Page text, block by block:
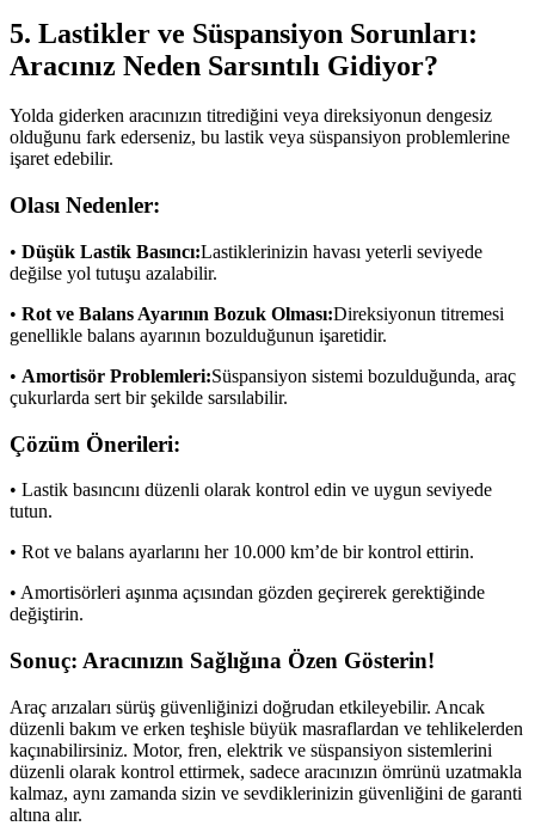
5. Lastikler ve Süspansiyon Sorunları:
Aracınız Neden Sarsıntılı Gidiyor?
Yolda giderken aracınızın titrediğini veya direksiyonun dengesiz
olduğunu fark ederseniz, bu lastik veya süspansiyon problemlerine
işaret edebilir.
Olası Nedenler:
• Düşük Lastik Basıncı:Lastiklerinizin havası yeterli seviyede
değilse yol tutuşu azalabilir.
• Rot ve Balans Ayarının Bozuk Olması:Direksiyonun titremesi
genellikle balans ayarının bozulduğunun işaretidir.
• Amortisör Problemleri:Süspansiyon sistemi bozulduğunda, araç
çukurlarda sert bir şekilde sarsılabilir.
Çözüm Önerileri:
• Lastik basıncını düzenli olarak kontrol edin ve uygun seviyede
tutun.
• Rot ve balans ayarlarını her 10.000 km’de bir kontrol ettirin.
• Amortisörleri aşınma açısından gözden geçirerek gerektiğinde
değiştirin.
Sonuç: Aracınızın Sağlığına Özen Gösterin!
Araç arızaları sürüş güvenliğinizi doğrudan etkileyebilir. Ancak
düzenli bakım ve erken teşhisle büyük masraflardan ve tehlikelerden
kaçınabilirsiniz. Motor, fren, elektrik ve süspansiyon sistemlerini
düzenli olarak kontrol ettirmek, sadece aracınızın ömrünü uzatmakla
kalmaz, aynı zamanda sizin ve sevdiklerinizin güvenliğini de garanti
altına alır.